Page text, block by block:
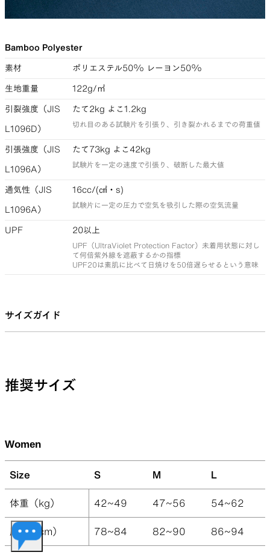
Bamboo Polyester
素材 ポリエステル50% レーヨン50%
生地重量 122g/㎡
引裂強度（JIS
L1096D）
たて2kg よこ1.2kg
切れ目のある試験片を引張り、引き裂かれるまでの荷重値
引張強度（JIS
L1096A）
たて73kg よこ42kg
試験片を一定の速度で引張り、破断した最大値
通気性（JIS
L1096A）
16cc/(㎠・s)
試験片に一定の圧力で空気を吸引した際の空気流量
UPF 20以上
UPF（UltraViolet Protection Factor）未着用状態に対し
て何倍紫外線を遮蔽するかの指標
UPF20は素肌に比べて日焼けを50倍遅らせるという意味
サイズガイド
推奨サイズ
Women
Size S M
体重（kg） 42~49 47~56 54~62
胸囲（cm） 78~84 82~90 86~94